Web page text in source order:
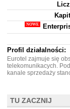
Profil działalności:
Eurotel zajmuje się
telekomunikacych.
kanale sprzedaży
TU ZACZNIJ